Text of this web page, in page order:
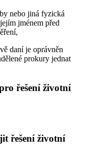
nebo jiná fyzická
jménem před
daní je oprávněn
prokury jednat
řešení životní
řešení životní